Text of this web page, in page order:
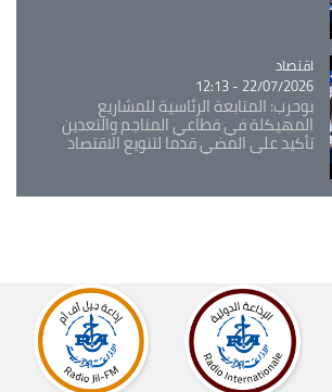
Catégorie
اقتصاد
22/07/2026 - 12:13
بوحرب: المتابعة الرئاسية للمشاريع
المهيكلة في قطاعي المناجم والتعدين
تأكيد على المضي قدما لتنويع الاقتصاد